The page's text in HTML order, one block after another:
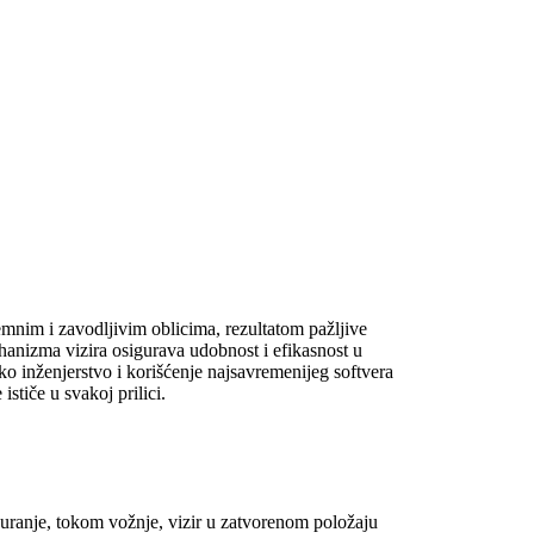
i zavodljivim oblicima, rezultatom pažljive
vizira osigurava udobnost i efikasnost u
inženjerstvo i korišćenje najsavremenijeg softvera
ističe u svakoj prilici.
tokom vožnje, vizir u zatvorenom položaju